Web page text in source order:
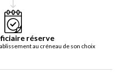
réserve
au créneau de son choix